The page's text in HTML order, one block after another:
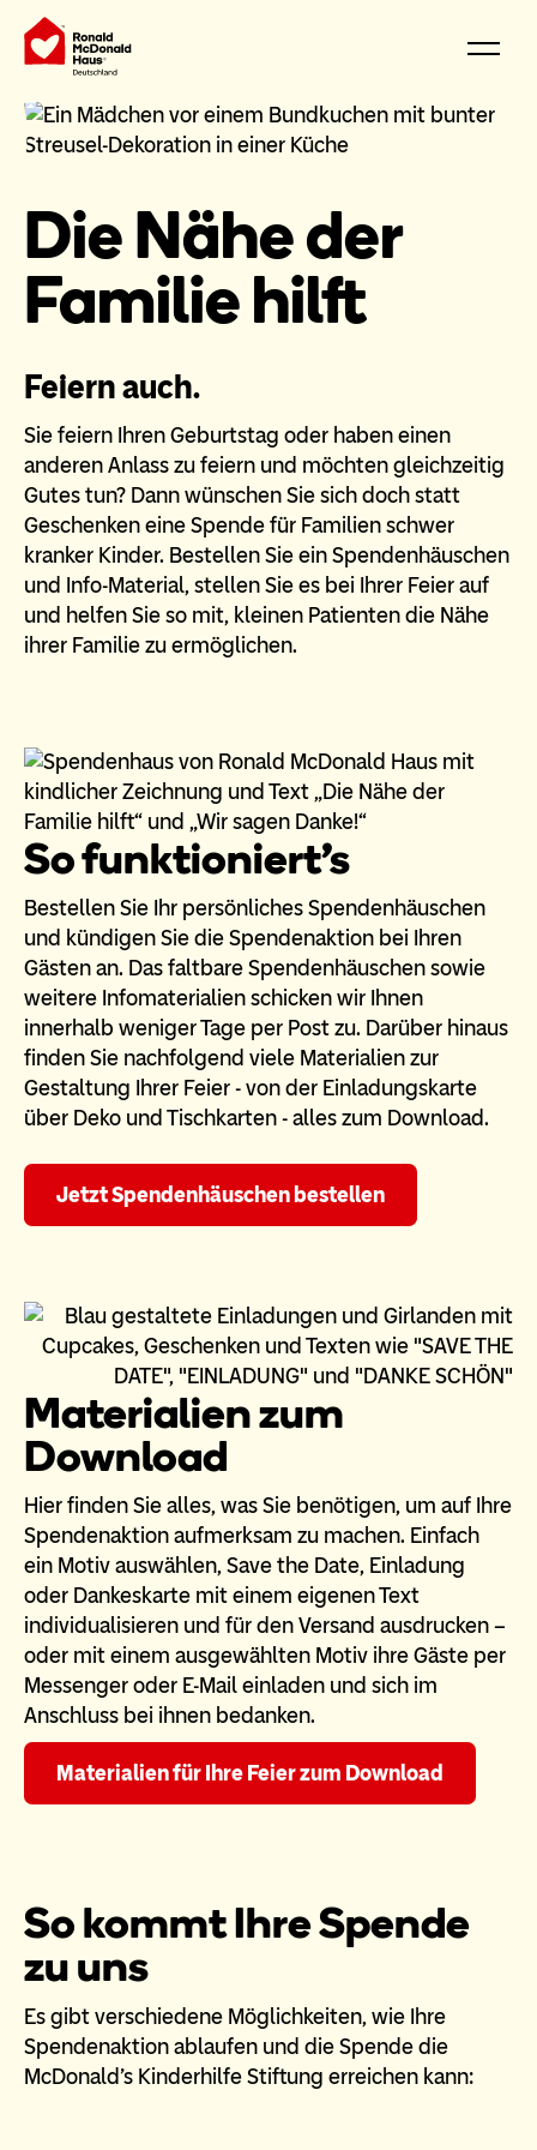
Die Nähe der
Familie hilft
Feiern auch.
Sie feiern Ihren Geburtstag oder haben einen
anderen Anlass zu feiern und möchten gleichzeitig
Gutes tun? Dann wünschen Sie sich doch statt
Geschenken eine Spende für Familien schwer
kranker Kinder. Bestellen Sie ein Spendenhäuschen
und Info-Material, stellen Sie es bei Ihrer Feier auf
und helfen Sie so mit, kleinen Patienten die Nähe
ihrer Familie zu ermöglichen.
So funktioniert's
Bestellen Sie Ihr persönliches Spendenhäuschen
und kündigen Sie die Spendenaktion bei Ihren
Gästen an. Das faltbare Spendenhäuschen sowie
weitere Infomaterialien schicken wir Ihnen
innerhalb weniger Tage per Post zu. Darüber hinaus
finden Sie nachfolgend viele Materialien zur
Gestaltung Ihrer Feier - von der Einladungskarte
über Deko und Tischkarten - alles zum Download.
Jetzt Spendenhäuschen bestellen
Materialien zum
Download
Hier finden Sie alles, was Sie benötigen, um auf Ihre
Spendenaktion aufmerksam zu machen. Einfach
ein Motiv auswählen, Save the Date, Einladung
oder Dankeskarte mit einem eigenen Text
individualisieren und für den Versand ausdrucken –
oder mit einem ausgewählten Motiv ihre Gäste per
Messenger oder E-Mail einladen und sich im
Anschluss bei ihnen bedanken.
Materialien für Ihre Feier zum Download
So kommt Ihre Spende
zu uns
Es gibt verschiedene Möglichkeiten, wie Ihre
Spendenaktion ablaufen und die Spende die
McDonald’s Kinderhilfe Stiftung erreichen kann: